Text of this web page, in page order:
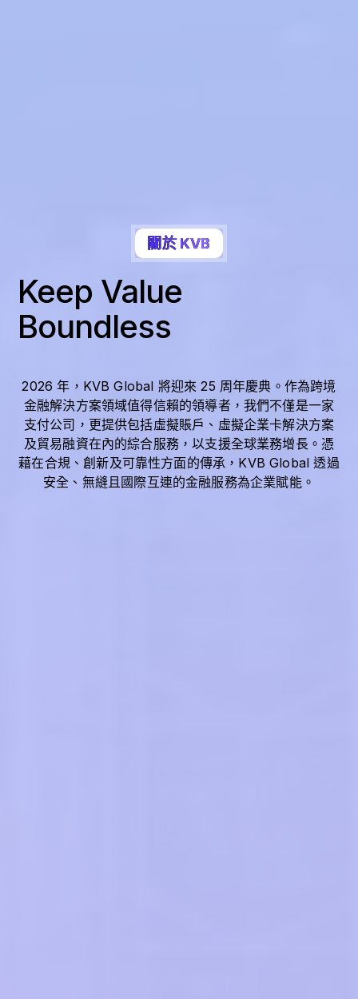
關於 KVB
Keep Value
Boundless
2026 年，KVB Global 將迎來 25 周年慶典。作為跨境
金融解決方案領域值得信賴的領導者，我們不僅是一家
支付公司，更提供包括虛擬賬戶、虛擬企業卡解決方案
及貿易融資在內的綜合服務，以支援全球業務增長。憑
藉在合規、創新及可靠性方面的傳承，KVB Global 透過
安全、無縫且國際互連的金融服務為企業賦能。